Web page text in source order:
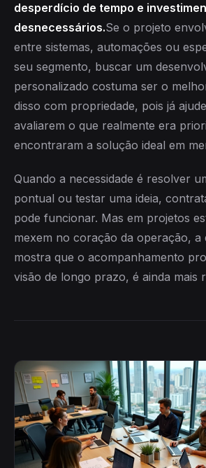
desperdício de tempo e
desnecessários.Se o projeto
entre sistemas, automações ou
seu segmento, buscar um
personalizado costuma ser o
disso com propriedade, pois já
avaliarem o que realmente era
encontraram a solução ideal em
Quando a necessidade é resolver
pontual ou testar uma ideia,
pode funcionar. Mas em projetos
mexem no coração da operação, a
mostra que o acompanhamento
visão de longo prazo, é ainda mais